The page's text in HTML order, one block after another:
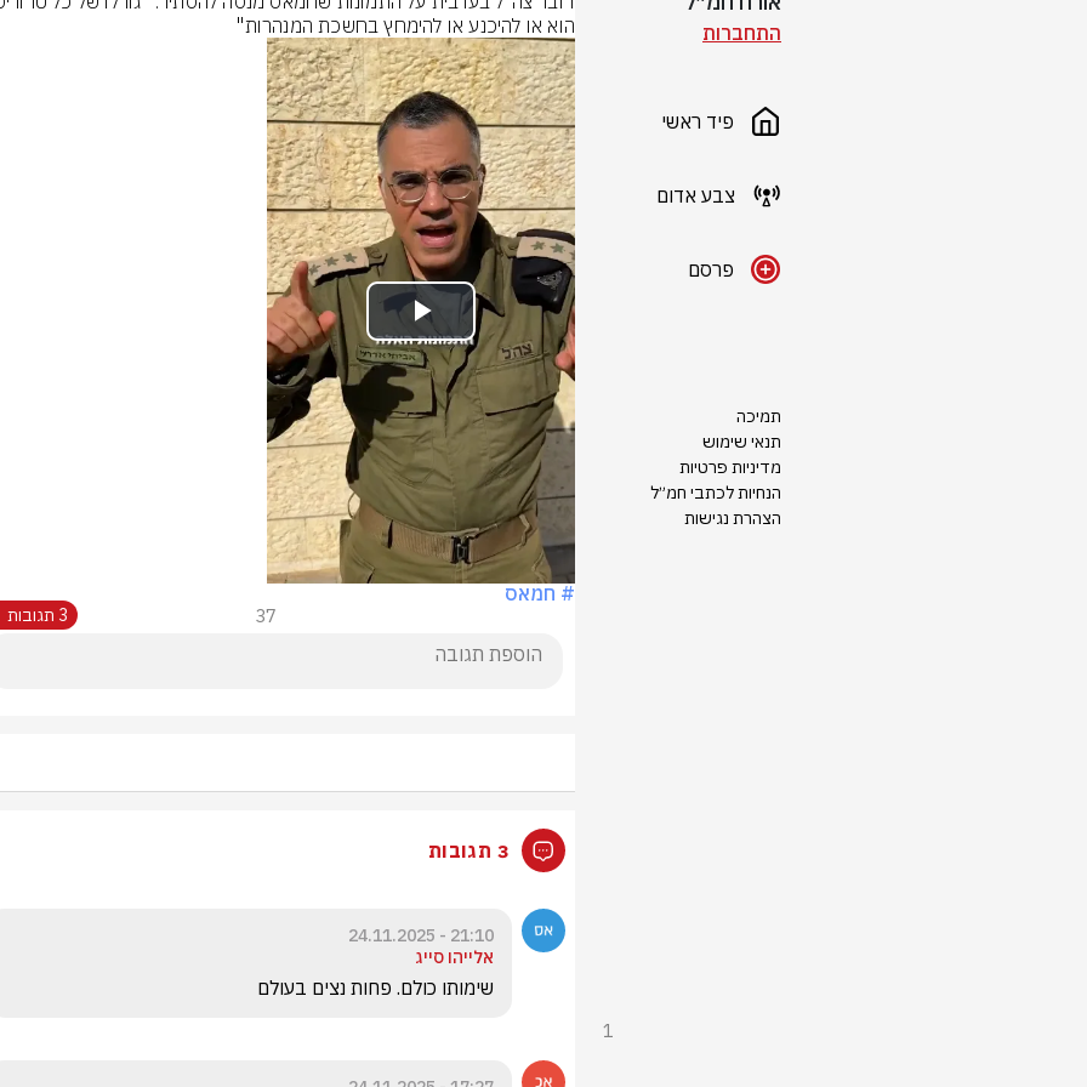
התחברות
פיד ראשי
צבע אדום
פרסם
תמיכה
תנאי שימוש
מדיניות פרטיות
הנחיות לכתבי חמ״ל
הצהרת נגישות
הוא או להיכנע או להימחץ בחשכת המנהרות"
Play
Video
# חמאס
37 3 תגובות
3 תגובות
21:10 - 24.11.2025
אלייהו סייג
שימותו כולם. פחות נצים בעולם
1